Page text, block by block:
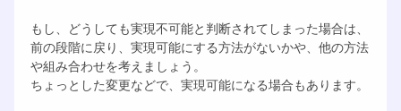
もし、どうしても実現不可能と判断されてしまった場合は、
前の段階に戻り、実現可能にする方法がないかや、他の方法
や組み合わせを考えましょう。
ちょっとした変更などで、実現可能になる場合もあります。